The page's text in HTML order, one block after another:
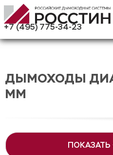
+7 (495) 775-34-23
ДЫМОХОДЫ
ММ